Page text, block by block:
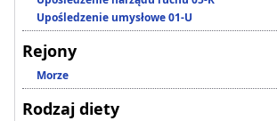
Upośledzenie umysłowe 01-U
Rejony
Morze
Rodzaj diety